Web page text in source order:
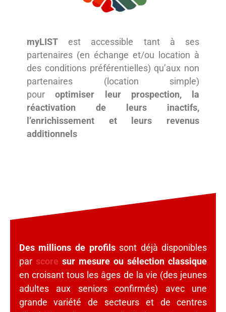
myLISTest accessible tant à ses
partenaires (en échange et/ou location à
des conditions préférentielles) qu’aux non
partenaires (location simple)
pouroptimiser leur prospection, la
réactivation de leurs inactifs,
l’enrichissement et leurs revenus
additionnels
Des millions de profils sont déjà disponibles
par score sur mesure ou sélection classique
en croisant tous les âges de la vie (des jeunes
adultes aux seniors confirmés) avec une
grande variété de secteurs et de centres